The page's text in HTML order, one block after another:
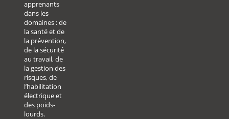
apprenants
dans les
domaines : de
la santé et de
la prévention,
de la sécurité
au travail, de
la gestion des
risques, de
l’habilitation
électrique et
des poids-
lourds.